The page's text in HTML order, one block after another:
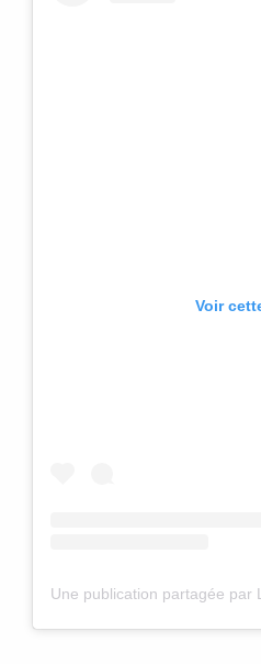
Voir